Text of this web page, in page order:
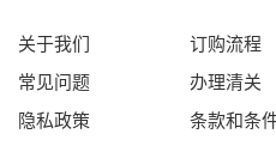
关于我们
常见问题
隐私政策
订购流程
办理清关
条款和条